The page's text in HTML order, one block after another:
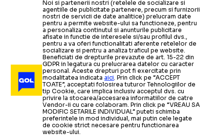
„NU E UN DEZASTRU? ATUNCI CE E?” Discursul lui
Filipe Coelhodupă eliminarea Craiovei din Liga
Campionilor a stârnit un val de critici
LIGA CAMPIONILOR 30.07
PACTUL ULTRA DIN BALCANI Culisele alianței dintre
fanii Craiovei și cei ai lui Levskiîmpotriva UEFA »
Cum au ajuns 200 de bulgari pe „Ion Oblemenco”
DEZAMĂGIREA
Ce a spus căpitanul Craiovei după
eliminarea din Liga Campionilor:
„Te costă foarte mult”
Citește mai mult
BĂNIE!
Mario Felgueirass-arfi luat la
bătaiecu un jucător de la Levski.
Ces-aîntâmplat în drumul spre
vestiare
Citește mai mult
Noi si partenerii nostri (retelele de socializare si
agentiile de publicitate partenere, precum si furnizorii
nostri de servicii de date analitice) prelucram date
pentru a permite website-ului sa functioneze, pentru
a personaliza continutul si anunturile publicitare
afisate in functie de interesele si/sau profilul dvs.,
pentru a va oferi functionalitati aferente retelelor de
socializare si pentru a analiza traficul pe website.
Beneficiati de drepturile prevazute de art. 15-22 din
GDPR in legatura cu prelucrarea datelor cu caracter
personal. Aceste drepturi pot fi exercitate prin
modalitatea indicataaici . Prin click pe “ACCEPT
TOATE”, acceptati folosirea tuturor Tehnologiilor de
tip Cookie, care implica inclusiv acceptul dvs. cu
privire la stocarea/accesarea informatiilor de catre
Vendor-ii cu care colaboram. Prin click pe “VREAU SA
MODIFIC SETARILE INDIVIDUAL” puteti schimba
preferintele in mod individual, mai putin cele legate
de cookie strict necesare pentru functionarea
website-ului.